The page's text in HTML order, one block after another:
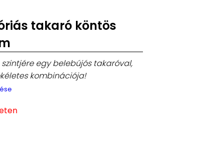
takaró köntös
egy belebújós takaróval,
kombinációja!